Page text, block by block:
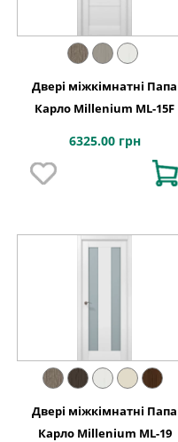
Двері міжкімнатні Папа
Карло Millenium ML-15F
6325.00 грн
Двері міжкімнатні Папа
Карло Millenium ML-19